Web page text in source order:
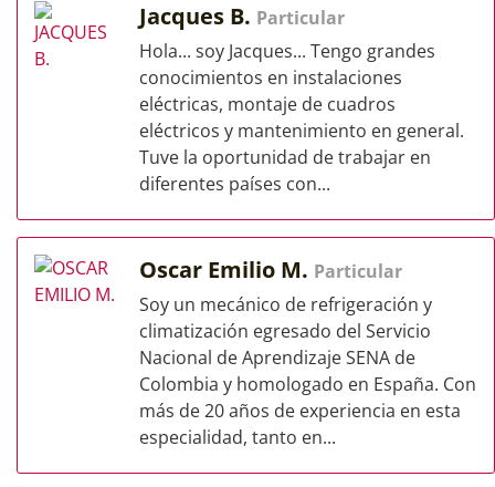
Jacques B. Particular
Hola... soy Jacques... Tengo grandes
conocimientos en instalaciones
eléctricas, montaje de cuadros
eléctricos y mantenimiento en general.
Tuve la oportunidad de trabajar en
diferentes países con...
Oscar Emilio M. Particular
Soy un mecánico de refrigeración y
climatización egresado del Servicio
Nacional de Aprendizaje SENA de
Colombia y homologado en España. Con
más de 20 años de experiencia en esta
especialidad, tanto en...